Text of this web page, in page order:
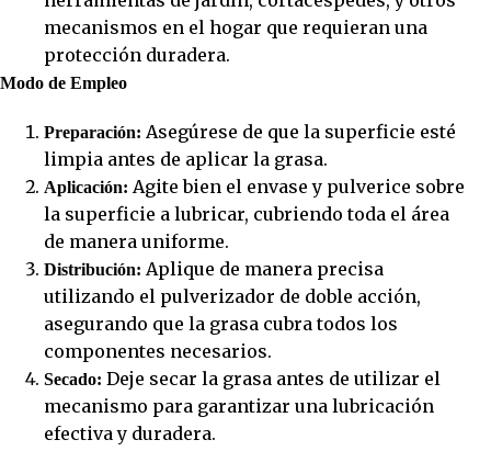
mecanismos en el hogar que requieran una
protección duradera.
Modo de Empleo
Preparación: Asegúrese de que la superficie esté
limpia antes de aplicar la grasa.
Aplicación: Agite bien el envase y pulverice sobre
la superficie a lubricar, cubriendo toda el área
de manera uniforme.
Distribución: Aplique de manera precisa
utilizando el pulverizador de doble acción,
asegurando que la grasa cubra todos los
componentes necesarios.
Secado: Deje secar la grasa antes de utilizar el
mecanismo para garantizar una lubricación
efectiva y duradera.